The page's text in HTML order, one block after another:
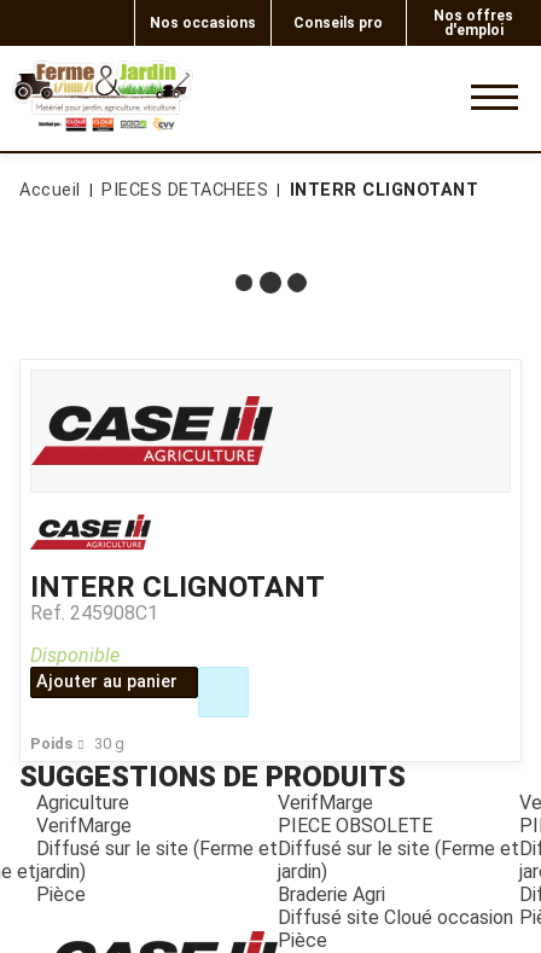
Nos occasions Conseils pro
Nos offres
d'emploi
Accueil PIECES DETACHEES INTERR CLIGNOTANT
INTERR CLIGNOTANT
Ref. 245908C1
Poids 30 g
Disponible
Ajouter au panier
SUGGESTIONS DE PRODUITS
et
Agriculture
VerifMarge
Diffusé sur le site (Ferme et
jardin)
Pièce
VerifMarge
PIECE OBSOLETE
Diffusé sur le site (Ferme et
jardin)
Braderie Agri
Diffusé site Cloué occasion
Pièce